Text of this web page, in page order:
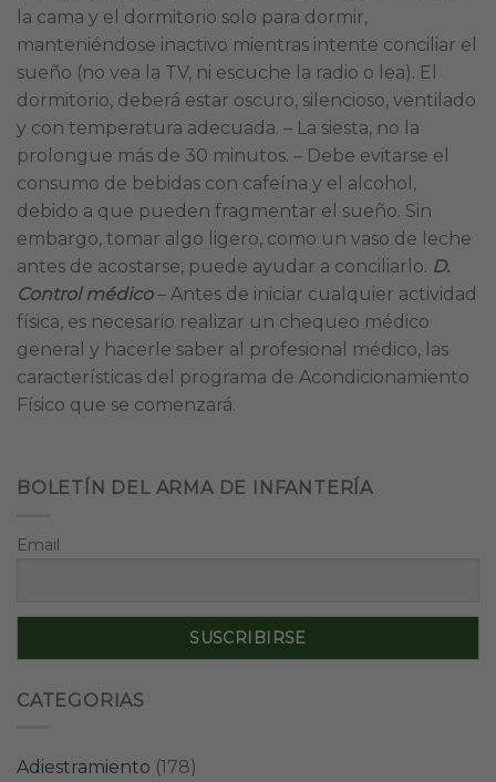
la cama y el dormitorio solo para dormir,
manteniéndose inactivo mientras intente conciliar el
sueño (no vea la TV, ni escuche la radio o lea). El
dormitorio, deberá estar oscuro, silencioso, ventilado
y con temperatura adecuada. – La siesta, no la
prolongue más de 30 minutos. – Debe evitarse el
consumo de bebidas con cafeína y el alcohol,
debido a que pueden fragmentar el sueño. Sin
embargo, tomar algo ligero, como un vaso de leche
antes de acostarse, puede ayudar a conciliarlo. D.
Control médico– Antes de iniciar cualquier actividad
física, es necesario realizar un chequeo médico
general y hacerle saber al profesional médico, las
características del programa de Acondicionamiento
Físico que se comenzará.
BOLETÍN DEL ARMA DE INFANTERÍA
Email
CATEGORIAS
Adiestramiento (178)